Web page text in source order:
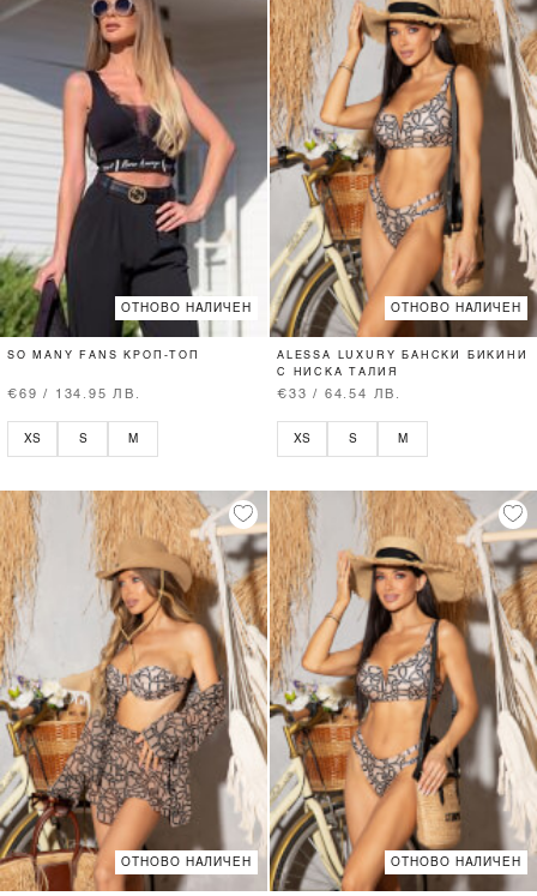
ОТНОВО НАЛИЧЕН
SO MANY FANS КРОП-ТОП
€69 / 134.95 ЛВ.
XS S M
ОТНОВО НАЛИЧЕН
ALESSA LUXURY БАНСКИ БИКИНИ
С НИСКА ТАЛИЯ
€33 / 64.54 ЛВ.
XS S M
ОТНОВО НАЛИЧЕН ОТНОВО НАЛИЧЕН